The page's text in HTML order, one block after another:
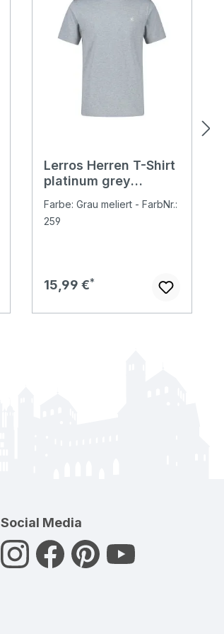
Lerros Herren T-Shirt
platinum grey
Farbe: Grau meliert - FarbNr.:
259
Regulärer Preis:
15,99 €
Social Media